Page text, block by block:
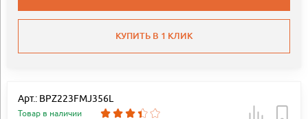
КУПИТЬ В 1 КЛИК
Арт.: BPZ223FMJ356L
Товар в наличии